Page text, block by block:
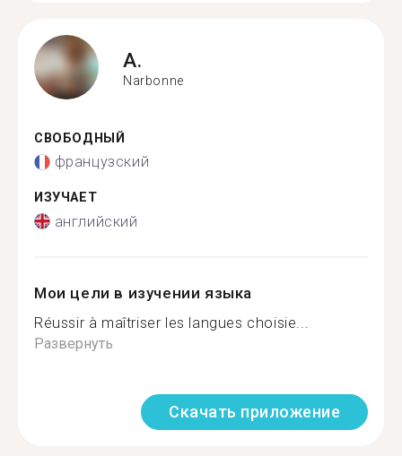
A.
Narbonne
СВОБОДНЫЙ
французский
ИЗУЧАЕТ
английский
Мои цели в изучении языка
Réussir à maîtriser les langues choisie...
Развернуть
Скачать приложение